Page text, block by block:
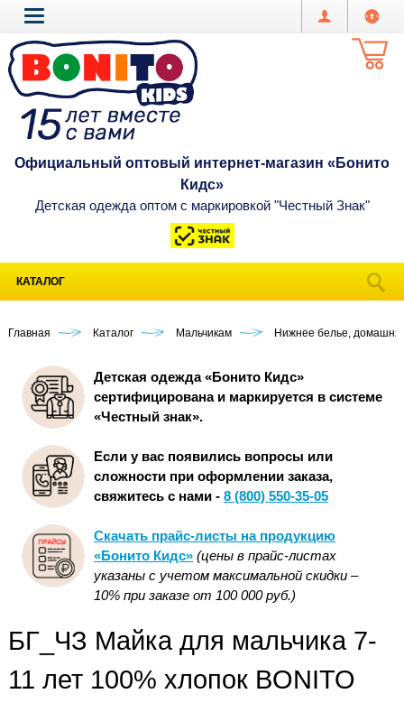
Официальный оптовый интернет-магазин «Бонито
Кидс»
Детская одежда оптом с маркировкой "Честный Знак"
КАТАЛОГ
Главная Каталог Мальчикам Нижнее белье,
Детская одежда «Бонито Кидс»
сертифицирована и маркируется в системе
«Честный знак».
Если у вас появились вопросы или
сложности при оформлении заказа,
свяжитесь с нами - 8 (800) 550-35-05
Скачать прайс-листы на продукцию
«Бонито Кидс» (цены в прайс-листах
указаны с учетом максимальной скидки –
10% при заказе от 100 000 руб.)
БГ_ЧЗ Майка для мальчика 7-
11 лет 100% хлопок BONITO